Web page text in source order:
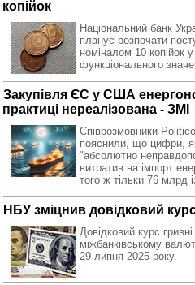
копійок
Національний банк
планує розпочати
номіналом 10 копійок
функціонального
Закупівля ЄС у США
практиці нереалізована - ЗМІ
Співрозмовники
пояснили, що цифри,
"абсолютно
витратив на імпорт
того ж тільки 76 млрд
НБУ зміцнив довідковий
Довідковий курс
міжбанківському
29 липня 2025 року.